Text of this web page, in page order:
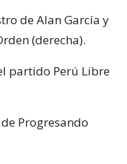
de Alan García y
(derecha).
partido Perú Libre
Progresando